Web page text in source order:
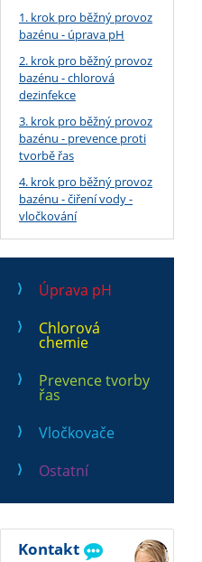
1. krok pro běžný provoz
bazénu - úprava pH
2. krok pro běžný provoz
bazénu - chlorová
dezinfekce
3. krok pro běžný provoz
bazénu - prevence proti
tvorbě řas
4. krok pro běžný provoz
bazénu - čiření vody -
vločkování
Úprava pH
Chlorová
chemie
Prevence tvorby
řas
Vločkovače
Ostatní
Kontakt